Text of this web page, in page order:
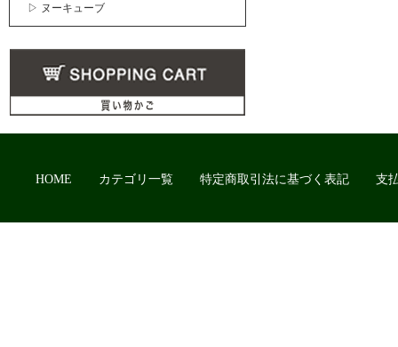
▷ ヌーキューブ
HOME カテゴリ一覧 特定商取引法に基づく表記 支